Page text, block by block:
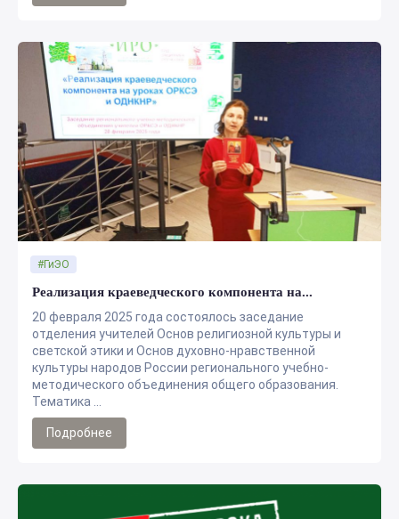
Реализация краеведческого компонента на...
20 февраля 2025 года состоялось заседание
отделения учителей Основ религиозной культуры и
светской этики и Основ духовно-нравственной
культуры народов России регионального учебно-
методического объединения общего образования.
Тематика ...
#ГиЭО
Подробнее